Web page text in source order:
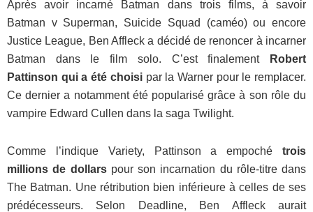
Après avoir incarné Batman dans trois films, à savoir
Batman v Superman, Suicide Squad (caméo) ou encore
Justice League, Ben Affleck a décidé de renoncer à incarner
Batman dans le film solo. C’est finalement
Robert
Pattinson qui a été choisipar la Warner pour le remplacer.
Ce dernier a notamment été popularisé grâce à son rôle du
vampire Edward Cullen dans la saga Twilight.
Comme l’indique Variety, Pattinson a empoché trois
millions de dollarspour son incarnation du rôle-titre dans
The Batman. Une rétribution bien inférieure à celles de ses
prédécesseurs. Selon Deadline, Ben Affleck aurait